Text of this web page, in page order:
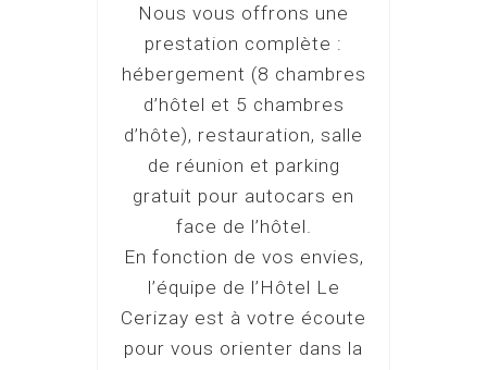
Nous vous offrons une
prestation complète :
hébergement (8 chambres
d’hôtel et 5 chambres
d’hôte), restauration, salle
de réunion et parking
gratuit pour autocars en
face de l’hôtel.
En fonction de vos envies,
l’équipe de l’Hôtel Le
Cerizay est à votre écoute
pour vous orienter dans la